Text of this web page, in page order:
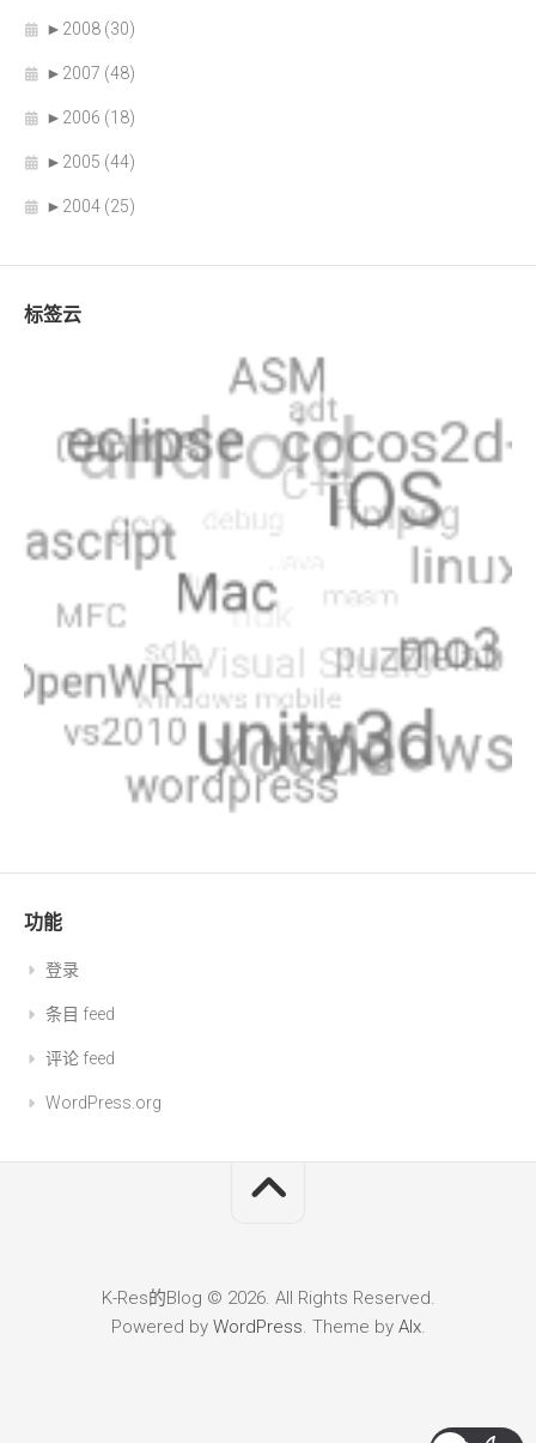
► 2008 (30)
► 2007 (48)
► 2006 (18)
► 2005 (44)
► 2004 (25)
标签云
功能
登录
条目 feed
评论 feed
WordPress.org
K-Res的Blog © 2026. All Rights Reserved.
Powered by WordPress. Theme by Alx.